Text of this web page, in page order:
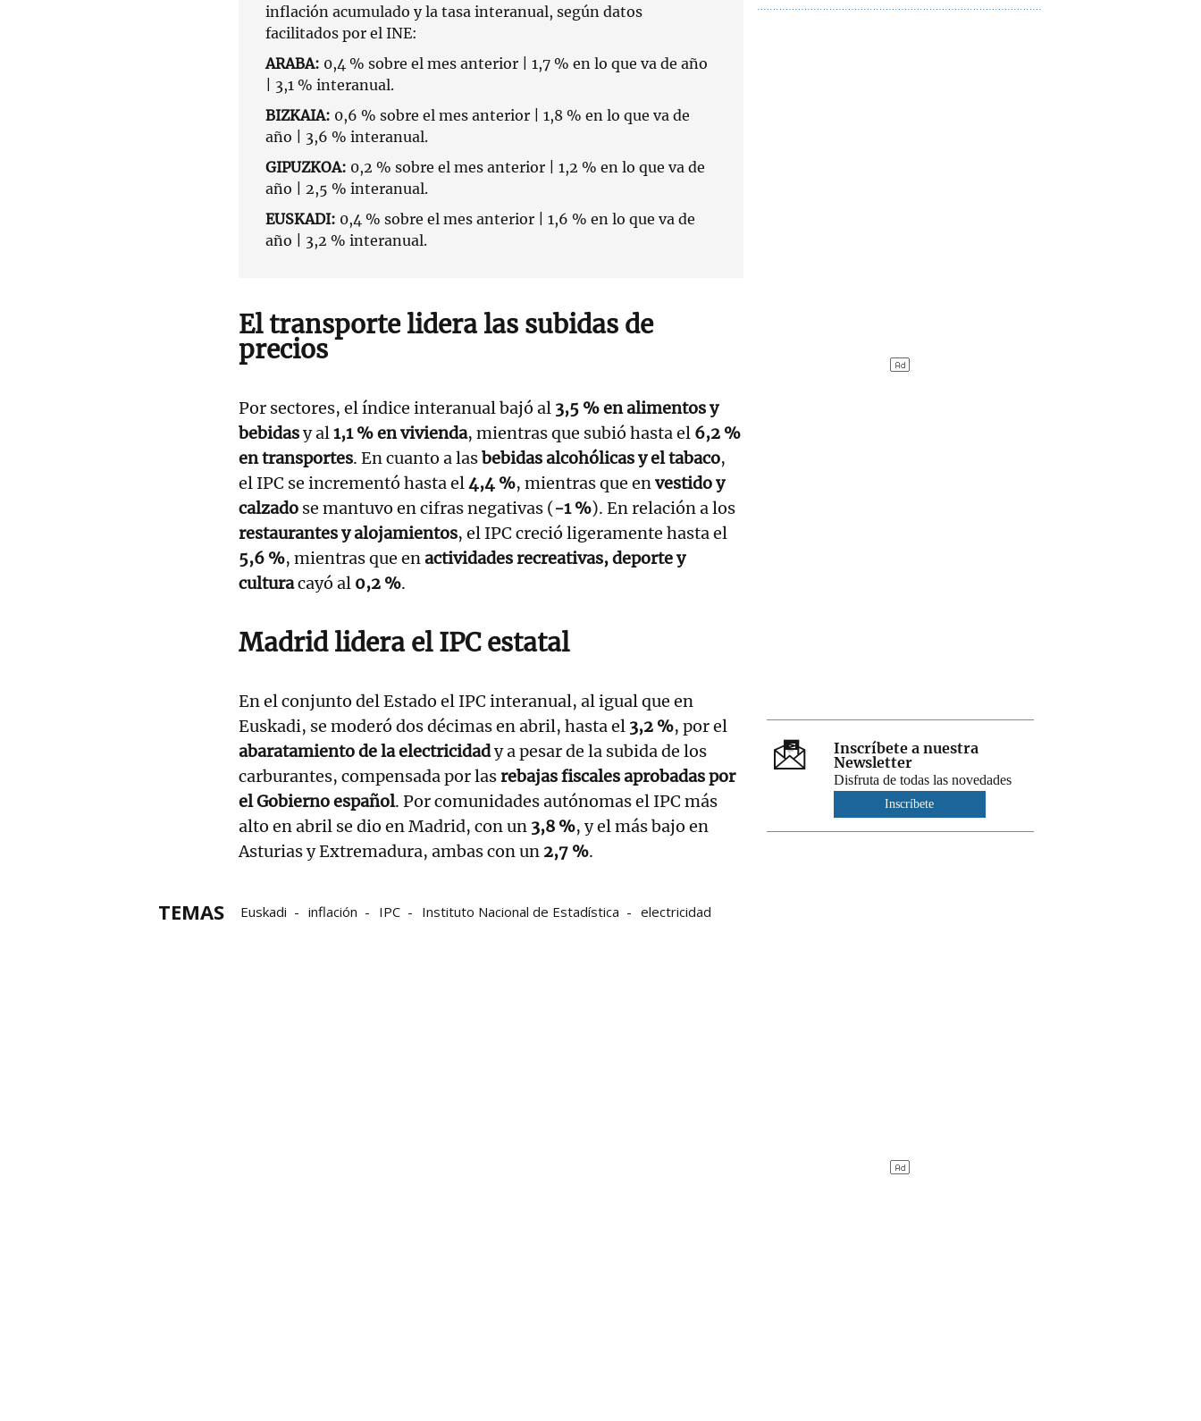
inflación acumulado y la tasa interanual, según datos
facilitados por el INE:
ARABA: 0,4 % sobre el mes anterior | 1,7 % en lo que va de año
| 3,1 % interanual.
BIZKAIA: 0,6 % sobre el mes anterior | 1,8 % en lo que va de
año | 3,6 % interanual.
GIPUZKOA: 0,2 % sobre el mes anterior | 1,2 % en lo que va de
año | 2,5 % interanual.
EUSKADI: 0,4 % sobre el mes anterior | 1,6 % en lo que va de
año | 3,2 % interanual.
El transporte lidera las subidas de
precios
Por sectores, el índice interanual bajó al 3,5 % en alimentos y
bebidasy al1,1 % en vivienda, mientras que subió hasta el 6,2 %
en transportes. En cuanto a lasbebidas alcohólicas y el tabaco,
el IPC se incrementó hasta el4,4 %, mientras que envestido y
calzado se mantuvo en cifras negativas (-1 %). En relación a los
restaurantes y alojamientos, el IPC creció ligeramente hasta el
5,6 %, mientras que enactividades recreativas, deporte y
culturacayó al 0,2 %.
Madrid lidera el IPC estatal
En el conjunto del Estado el IPC interanual, al igual que en
Euskadi, se moderó dos décimas en abril, hasta el 3,2 %, por el
abaratamiento de la electricidady a pesar de la subida de los
carburantes, compensada por lasrebajas fiscales aprobadas por
el Gobierno español. Por comunidades autónomas el IPC más
alto en abril se dio en Madrid, con un 3,8 %, y el más bajo en
Asturias y Extremadura, ambas con un 2,7 %.
TEMAS Euskadi inflación IPC Instituto Nacional de Estadística electricidad
Inscríbete a nuestra
Newsletter
Disfruta de todas las novedades
Inscríbete